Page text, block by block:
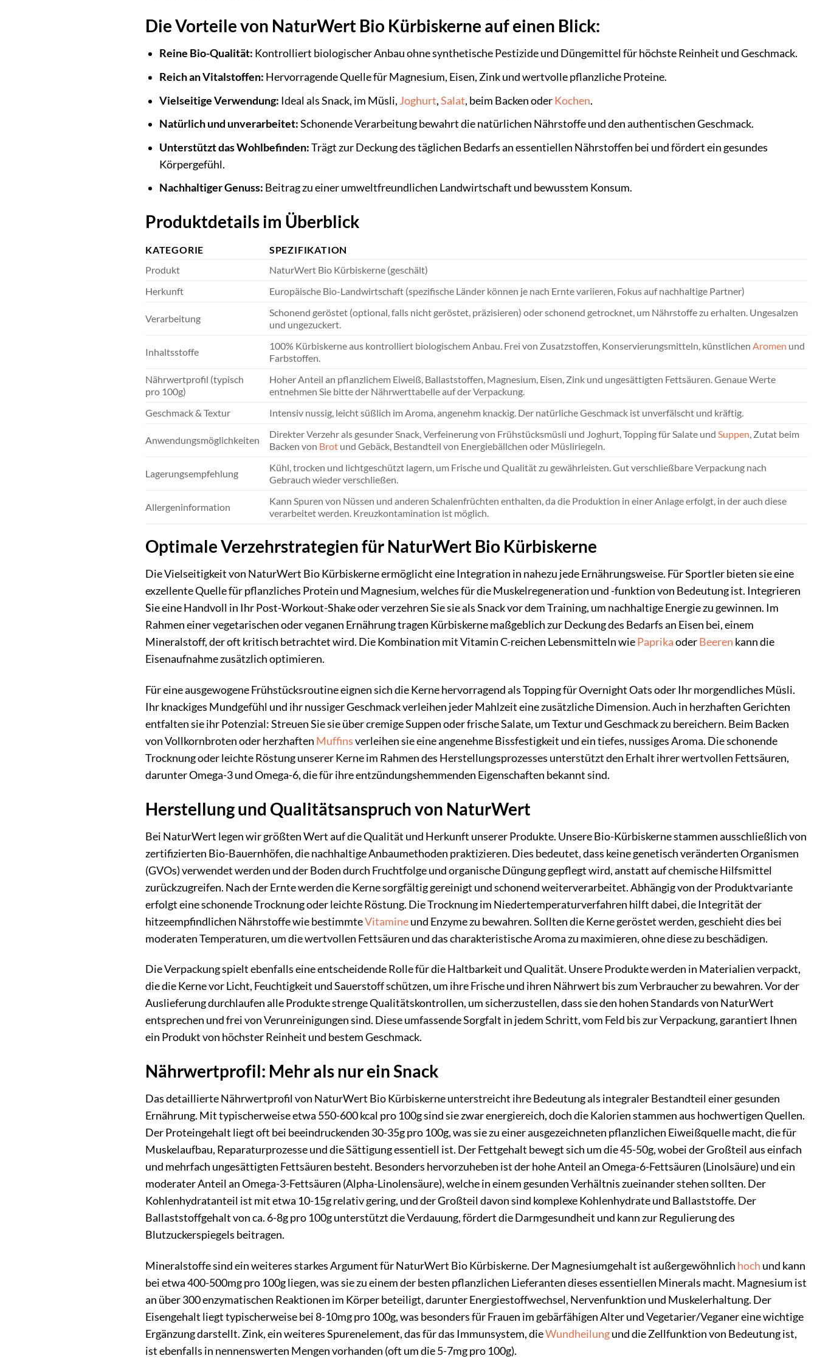
Die Vorteile von NaturWert Bio Kürbiskerne auf einen Blick:
Reine Bio-Qualität: Kontrolliert biologischer Anbau ohne synthetische Pestizide und Düngemittel für höchste Reinheit und Geschmack.
Reich an Vitalstoffen: Hervorragende Quelle für Magnesium, Eisen, Zink und wertvolle pflanzliche Proteine.
Vielseitige Verwendung: Ideal als Snack, im Müsli, Joghurt,Salat, beim Backen oderKochen.
Natürlich und unverarbeitet:Schonende Verarbeitung bewahrt die natürlichen Nährstoffe und den authentischen Geschmack.
Unterstützt das Wohlbefinden:Trägt zur Deckung des täglichen Bedarfs an essentiellen Nährstoffen bei und fördert ein gesundes
Körpergefühl.
Nachhaltiger Genuss: Beitrag zu einer umweltfreundlichen Landwirtschaft und bewusstem Konsum.
Produktdetails im Überblick
KATEGORIE
SPEZIFIKATION
Produkt
NaturWert Bio Kürbiskerne (geschält)
Herkunft
Europäische Bio-Landwirtschaft (spezifische Länder können je nach Ernte variieren, Fokus auf nachhaltige Partner)
Verarbeitung
Schonend geröstet (optional, falls nicht geröstet, präzisieren) oder schonend getrocknet, um Nährstoffe zu erhalten. Ungesalzen
und ungezuckert.
Inhaltsstoffe
100% Kürbiskerne aus kontrolliert biologischem Anbau. Frei von Zusatzstoffen, Konservierungsmitteln, künstlichen Aromen und
Farbstoffen.
Nährwertprofil (typisch
pro 100g)
Hoher Anteil an pflanzlichem Eiweiß, Ballaststoffen, Magnesium, Eisen, Zink und ungesättigten Fettsäuren. Genaue Werte
entnehmen Sie bitte der Nährwerttabelle auf der Verpackung.
Geschmack & Textur
Intensiv nussig, leicht süßlich im Aroma, angenehm knackig. Der natürliche Geschmack ist unverfälscht und kräftig.
Anwendungsmöglichkeiten
Direkter Verzehr als gesunder Snack, Verfeinerung von Frühstücksmüsli und Joghurt, Topping für Salate und Suppen, Zutat beim
Backen von Brotund Gebäck, Bestandteil von Energiebällchen oder Müsliriegeln.
Lagerungsempfehlung
Kühl, trocken und lichtgeschützt lagern, um Frische und Qualität zu gewährleisten. Gut verschließbare Verpackung nach
Gebrauch wieder verschließen.
Allergeninformation
Kann Spuren von Nüssen und anderen Schalenfrüchten enthalten, da die Produktion in einer Anlage erfolgt, in der auch diese
verarbeitet werden. Kreuzkontamination ist möglich.
Optimale Verzehrstrategien für NaturWert Bio Kürbiskerne
Die Vielseitigkeit von NaturWert Bio Kürbiskerne ermöglicht eine Integration in nahezu jede Ernährungsweise. Für Sportler bieten sie eine
exzellente Quelle für pflanzliches Protein und Magnesium, welches für die Muskelregeneration und -funktion von Bedeutung ist. Integrieren
Sie eine Handvoll in Ihr Post-Workout-Shake oder verzehren Sie sie als Snack vor dem Training, um nachhaltige Energie zu gewinnen. Im
Rahmen einer vegetarischen oder veganen Ernährung tragen Kürbiskerne maßgeblich zur Deckung des Bedarfs an Eisen bei, einem
Mineralstoff, der oft kritisch betrachtet wird. Die Kombination mit Vitamin C-reichen Lebensmitteln wiePaprikaoderBeeren kann die
Eisenaufnahme zusätzlich optimieren.
Für eine ausgewogene Frühstücksroutine eignen sich die Kerne hervorragend als Topping für Overnight Oats oder Ihr morgendliches Müsli.
Ihr knackiges Mundgefühl und ihr nussiger Geschmack verleihen jeder Mahlzeit eine zusätzliche Dimension. Auch in herzhaften Gerichten
entfalten sie ihr Potenzial: Streuen Sie sie über cremige Suppen oder frische Salate, um Textur und Geschmack zu bereichern. Beim Backen
von Vollkornbroten oder herzhaften Muffinsverleihen sie eine angenehme Bissfestigkeit und ein tiefes, nussiges Aroma. Die schonende
Trocknung oder leichte Röstung unserer Kerne im Rahmen des Herstellungsprozesses unterstützt den Erhalt ihrer wertvollen Fettsäuren,
darunter Omega-3 und Omega-6, die für ihre entzündungshemmenden Eigenschaften bekannt sind.
Herstellung und Qualitätsanspruch von NaturWert
Bei NaturWert legen wir größten Wert auf die Qualität und Herkunft unserer Produkte. Unsere Bio-Kürbiskerne stammen ausschließlich von
zertifizierten Bio-Bauernhöfen, die nachhaltige Anbaumethoden praktizieren. Dies bedeutet, dass keine genetisch veränderten Organismen
(GVOs) verwendet werden und der Boden durch Fruchtfolge und organische Düngung gepflegt wird, anstatt auf chemische Hilfsmittel
zurückzugreifen. Nach der Ernte werden die Kerne sorgfältig gereinigt und schonend weiterverarbeitet. Abhängig von der Produktvariante
erfolgt eine schonende Trocknung oder leichte Röstung. Die Trocknung im Niedertemperaturverfahren hilft dabei, die Integrität der
hitzeempfindlichen Nährstoffe wie bestimmteVitamineund Enzyme zu bewahren. Sollten die Kerne geröstet werden, geschieht dies bei
moderaten Temperaturen, um die wertvollen Fettsäuren und das charakteristische Aroma zu maximieren, ohne diese zu beschädigen.
Die Verpackung spielt ebenfalls eine entscheidende Rolle für die Haltbarkeit und Qualität. Unsere Produkte werden in Materialien verpackt,
die die Kerne vor Licht, Feuchtigkeit und Sauerstoff schützen, um ihre Frische und ihren Nährwert bis zum Verbraucher zu bewahren. Vor der
Auslieferung durchlaufen alle Produkte strenge Qualitätskontrollen, um sicherzustellen, dass sie den hohen Standards von NaturWert
entsprechen und frei von Verunreinigungen sind. Diese umfassende Sorgfalt in jedem Schritt, vom Feld bis zur Verpackung, garantiert Ihnen
ein Produkt von höchster Reinheit und bestem Geschmack.
Nährwertprofil: Mehr als nur ein Snack
Das detaillierte Nährwertprofil von NaturWert Bio Kürbiskerne unterstreicht ihre Bedeutung als integraler Bestandteil einer gesunden
Ernährung. Mit typischerweise etwa 550-600 kcal pro 100g sind sie zwar energiereich, doch die Kalorien stammen aus hochwertigen Quellen.
Der Proteingehalt liegt oft bei beeindruckenden 30-35g pro 100g, was sie zu einer ausgezeichneten pflanzlichen Eiweißquelle macht, die für
Muskelaufbau, Reparaturprozesse und die Sättigung essentiell ist. Der Fettgehalt bewegt sich um die 45-50g, wobei der Großteil aus einfach
und mehrfach ungesättigten Fettsäuren besteht. Besonders hervorzuheben ist der hohe Anteil an Omega-6-Fettsäuren (Linolsäure) und ein
moderater Anteil an Omega-3-Fettsäuren (Alpha-Linolensäure), welche in einem gesunden Verhältnis zueinander stehen sollten. Der
Kohlenhydratanteil ist mit etwa 10-15g relativ gering, und der Großteil davon sind komplexe Kohlenhydrate und Ballaststoffe. Der
Ballaststoffgehalt von ca. 6-8g pro 100g unterstützt die Verdauung, fördert die Darmgesundheit und kann zur Regulierung des
Blutzuckerspiegels beitragen.
Mineralstoffe sind ein weiteres starkes Argument für NaturWert Bio Kürbiskerne. Der Magnesiumgehalt ist außergewöhnlich hoch und kann
bei etwa 400-500mg pro 100g liegen, was sie zu einem der besten pflanzlichen Lieferanten dieses essentiellen Minerals macht. Magnesium ist
an über 300 enzymatischen Reaktionen im Körper beteiligt, darunter Energiestoffwechsel, Nervenfunktion und Muskelerhaltung. Der
Eisengehalt liegt typischerweise bei 8-10mg pro 100g, was besonders für Frauen im gebärfähigen Alter und Vegetarier/Veganer eine wichtige
Ergänzung darstellt. Zink, ein weiteres Spurenelement, das für das Immunsystem, dieWundheilungund die Zellfunktion von Bedeutung ist,
ist ebenfalls in nennenswerten Mengen vorhanden (oft um die 5-7mg pro 100g).